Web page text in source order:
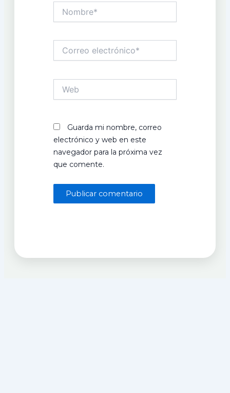
electrónico*
Guarda mi nombre, correo
electrónico y web en este
navegador para la próxima vez
que comente.